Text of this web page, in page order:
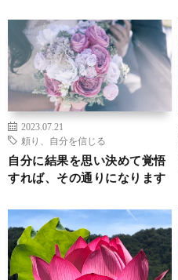
2023.07.21
頼り、自分を信じる
自分に結果を思い決めて覚悟
すれば、その通りになります